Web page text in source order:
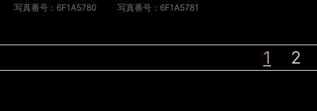
写真番号：6F1A5780
写真番号：6F1A5781
1 2